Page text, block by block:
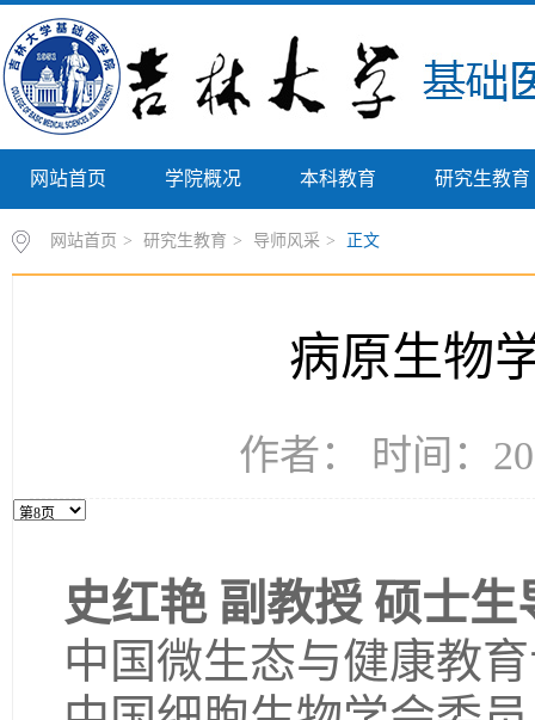
网站首页 学院概况 本科教育 研究生教育
网站首页 > 研究生教育 > 导师风采 > 正文
病原生物
作者： 时间：
史红艳 副教授 硕士生
中国微生态与健康教